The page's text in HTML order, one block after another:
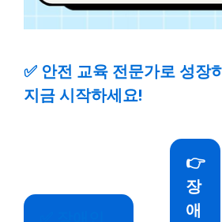
✅ 안전 교육 전문가로 성장
지금 시작하세요!
👉
장
애